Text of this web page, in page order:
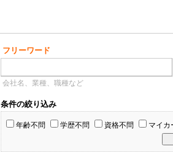
フリーワード
会社名、業種、職種など
条件の絞り込み
年齢不問 学歴不問 資格不問 マイカ